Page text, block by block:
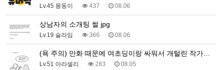
Lv.45 몽둥이 437 08.06
상남자의 소개팅 썰 jpg
Lv.19 슬라임 366 08.06
(욕 주의) 만화 때문에 여초딩이랑 싸워서 개털린 작가…
Lv.51 아라셀리 283 08.05